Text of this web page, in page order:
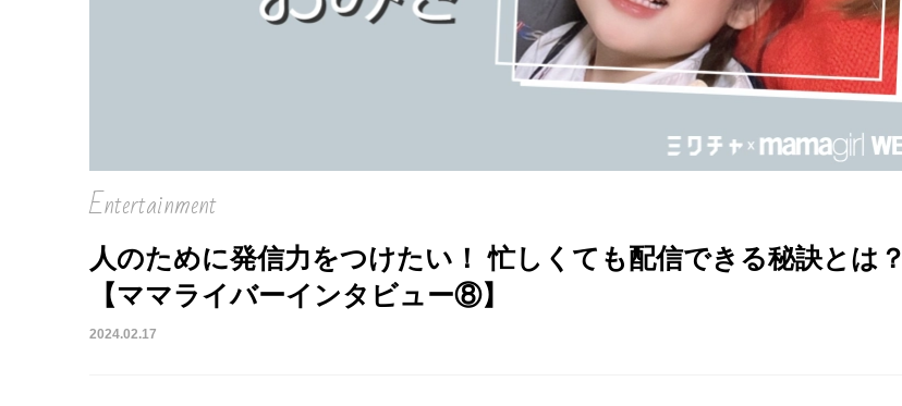
Entertainment
人のために発信力をつけたい！ 忙しくても配信できる秘訣とは？
【ママライバーインタビュー⑧】
2024.02.17